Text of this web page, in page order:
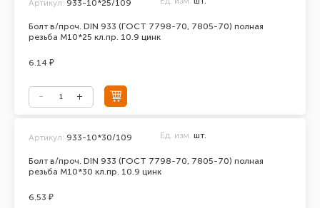
Болт в/проч. DIN 933 (ГОСТ 7798-70, 7805-70) полная
резьба М10*25 кл.пр. 10.9 цинк
Артикул: 933-10*25/109
6.14 ₽
Болт в/проч. DIN 933 (ГОСТ 7798-70, 7805-70) полная
резьба М10*30 кл.пр. 10.9 цинк
Артикул: 933-10*30/109 Ед. изм. шт.
6.53 ₽